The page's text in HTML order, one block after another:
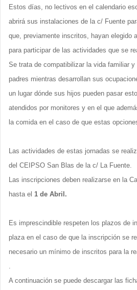
Estos días, no lectivos en el calendario
abrirá sus instalaciones de la c/ Fuente
que, previamente inscritos, hayan elegido
para participar de las actividades que se
Se trata de compatibilizar la vida familiar
padres mientras desarrollan sus
un lugar dónde sus hijos pueden pasar
atendidos por monitores y en el que
la comida en el caso de que estas
Las actividades de estas jornadas se
del CEIPSO San Blas de la c/ La Fuente.
Las inscripciones deben realizarse en la
hasta el 1 de Abril.
Es imprescindible respeten los plazos de
plaza en el caso de que la inscripción se
necesario un mínimo de inscritos para la
.
A continuación se puede descargar las